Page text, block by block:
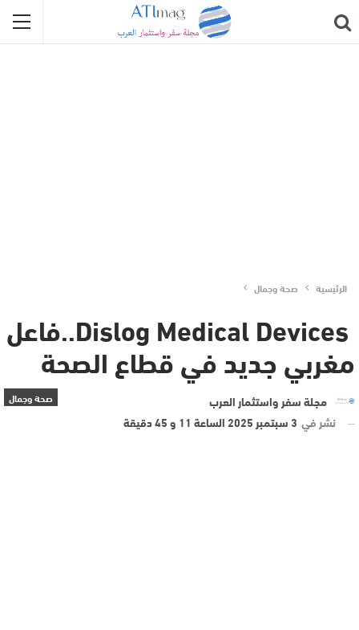
الرئيسية صحة وجمال
Dislog Medical Devices..فاعل
مغربي جديد في قطاع الصحة
صحة وجمال
مجلة سفر واستثمار العرب
نشر في 3 سبتمبر 2025 الساعة 11 و 45 دقيقة